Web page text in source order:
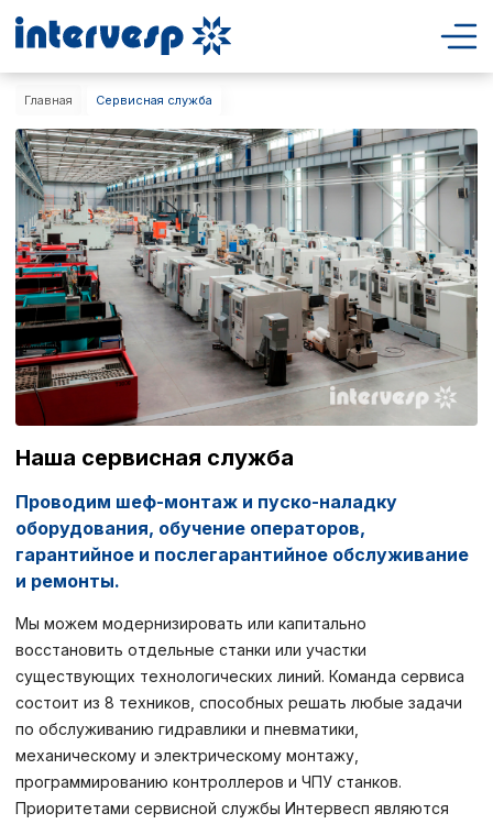
Главная Сервисная служба
Наша сервисная служба
Проводим шеф-монтаж и пуско-наладку
оборудования, обучение операторов,
гарантийное и послегарантийное обслуживание
и ремонты.
Мы можем модернизировать или капитально
восстановить отдельные станки или участки
существующих технологических линий. Команда сервиса
состоит из 8 техников, способных решать любые задачи
по обслуживанию гидравлики и пневматики,
механическому и электрическому монтажу,
программированию контроллеров и ЧПУ станков.
Приоритетами сервисной службы Интервесп являются